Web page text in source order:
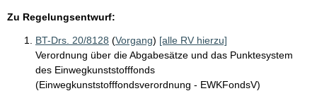
o
Zu Regelungsentwurf:
BT-Drs. 20/8128 (Vorgang) [alle RV hierzu]
Verordnung über die Abgabesätze und das Punktesystem
des Einwegkunststofffonds
(Einwegkunststofffondsverordnung - EWKFondsV)